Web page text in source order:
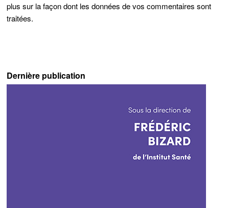
plus sur la façon dont les données de vos commentaires sont
traitées.
Dernière publication